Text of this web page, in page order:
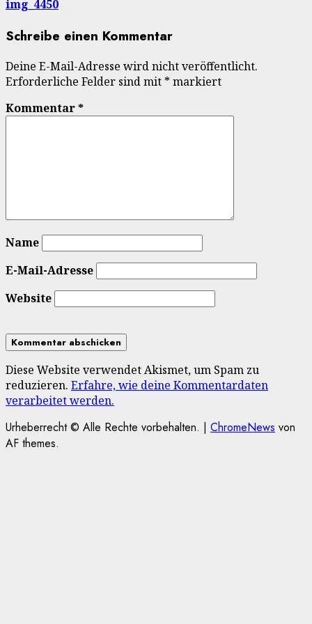
img_4450
Schreibe einen Kommentar
Deine E-Mail-Adresse wird nicht veröffentlicht.
Erforderliche Felder sind mit * markiert
Kommentar*
Name
E-Mail-Adresse
Website
Diese Website verwendet Akismet, um Spam zu
reduzieren. Erfahre, wie deine Kommentardaten
verarbeitet werden.
Urheberrecht © Alle Rechte vorbehalten. | ChromeNews von
AF themes.